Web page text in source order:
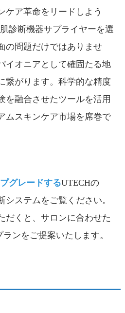
ケア革命をリードしよう
診断機器サプライヤーを選
の問題だけではありませ
イオニアとして確固たる地
繋がります。科学的な精度
を融合させたツールを活用
ムスキンケア市場を席巻で
グレードするUTECHの
システムをご覧ください。
だくと、サロンに合わせた
ンをご提案いたします。